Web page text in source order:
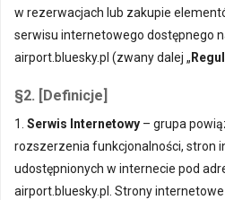
w rezerwacjach lub zakupie
serwisu internetowego dostępnego
airport.bluesky.pl (zwany dalej „
§2. [Definicje]
1. Serwis Internetowy – grupa
rozszerzenia funkcjonalności, stron
udostępnionych w internecie pod
airport.bluesky.pl. Strony